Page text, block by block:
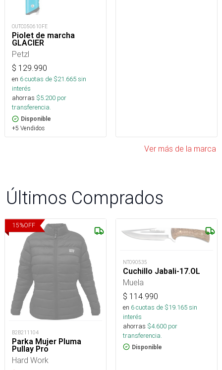
OUTC050610FE
Piolet de marcha
GLACIER
Petzl
$ 129.990
en 6cuotas de $21.665sin
interés
ahorras $5.200 por
transferencia.
Disponible
+5 Vendidos
Ver más de la marca
Últimos Comprados
15%OFF
B2B211104
Parka Mujer Pluma
Pullay Pro
Hard Work
NT090535
Cuchillo Jabali-17.OL
Muela
$ 114.990
en 6cuotas de $19.165sin
interés
ahorras $4.600 por
transferencia.
Disponible